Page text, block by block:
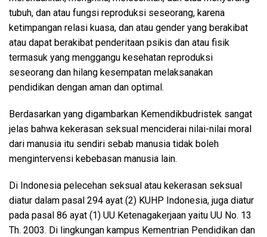
tubuh, dan atau fungsi reproduksi seseorang, karena
ketimpangan relasi kuasa, dan atau gender yang berakibat
atau dapat berakibat penderitaan psikis dan atau fisik
termasuk yang menggangu kesehatan reproduksi
seseorang dan hilang kesempatan melaksanakan
pendidikan dengan aman dan optimal.
Berdasarkan yang digambarkan Kemendikbudristek sangat
jelas bahwa kekerasan seksual menciderai nilai-nilai moral
dari manusia itu sendiri sebab manusia tidak boleh
mengintervensi kebebasan manusia lain.
Di Indonesia pelecehan seksual atau kekerasan seksual
diatur dalam pasal 294 ayat (2) KUHP Indonesia, juga diatur
pada pasal 86 ayat (1) UU Ketenagakerjaan yaitu UU No. 13
Th. 2003. Di lingkungan kampus Kementrian Pendidikan dan